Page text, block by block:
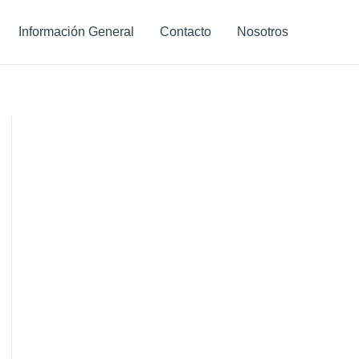
Información General Contacto Nosotros